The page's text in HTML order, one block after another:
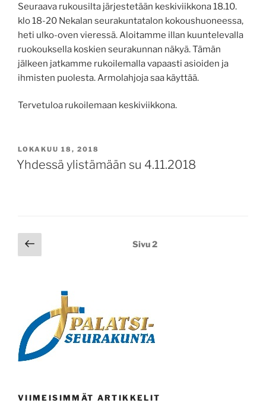
Seuraava rukousilta järjestetään keskiviikkona 18.10.
klo 18-20 Nekalan seurakuntatalon kokoushuoneessa,
heti ulko-oven vieressä. Aloitamme illan kuuntelevalla
ruokouksella koskien seurakunnan näkyä. Tämän
jälkeen jatkamme rukoilemalla vapaasti asioiden ja
ihmisten puolesta. Armolahjoja saa käyttää.
Tervetuloa rukoilemaan keskiviikkona.
JULKAISTU
LOKAKUU 18, 2018
Yhdessä ylistämään su 4.11.2018
Artikkelien
selaus
sivu
Sivu2
VIIMEISIMMÄT ARTIKKELIT